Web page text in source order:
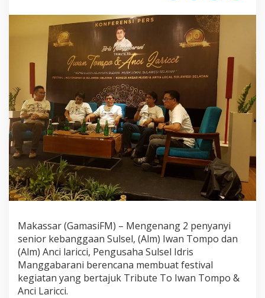
I
w
a
n
T
o
m
p
o
&
A
n
i
r
i
i
B
e
r
h
a
Makassar (GamasiFM) – Mengenang 2 penyanyi
senior kebanggaan Sulsel, (Alm) Iwan Tompo dan
(Alm) Anci laricci, Pengusaha Sulsel Idris
Manggabarani berencana membuat festival
kegiatan yang bertajuk Tribute To Iwan Tompo &
Anci Laricci.